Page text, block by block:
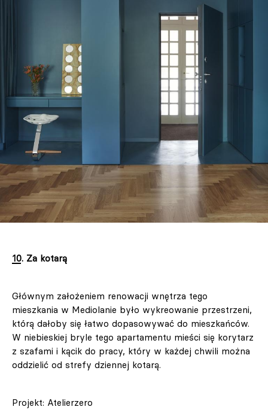
10. Za kotarą
Głównym założeniem renowacji wnętrza tego
mieszkania w Mediolanie było wykreowanie przestrzeni,
którą dałoby się łatwo dopasowywać do mieszkańców.
W niebieskiej bryle tego apartamentu mieści się korytarz
z szafami i kącik do pracy, który w każdej chwili można
oddzielić od strefy dziennej kotarą.
Projekt: Atelierzero